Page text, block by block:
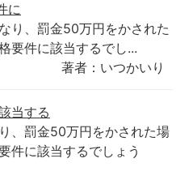
に
り、罰金50万円をかされた
要件に該当するでし...
著者：いつかいり
当する
、罰金50万円をかされた場
件に該当するでしょう